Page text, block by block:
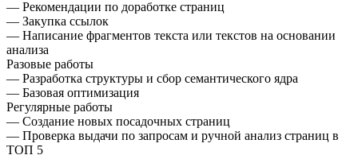
— Рекомендации по доработке страниц
— Закупка ссылок
— Написание фрагментов текста или текстов на основании
анализа
Разовые работы
— Разработка структуры и сбор семантического ядра
— Базовая оптимизация
Регулярные работы
— Cоздание новых посадочных страниц
— Проверка выдачи по запросам и ручной анализ страниц в
ТОП 5